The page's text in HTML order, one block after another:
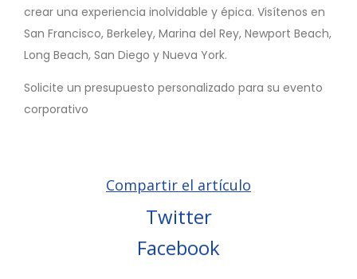
crear una experiencia inolvidable y épica. Visítenos en
San Francisco, Berkeley, Marina del Rey, Newport Beach,
Long Beach, San Diego y Nueva York.
Solicite un presupuesto personalizado para su evento
corporativo
Compartir el artículo
Twitter
Facebook